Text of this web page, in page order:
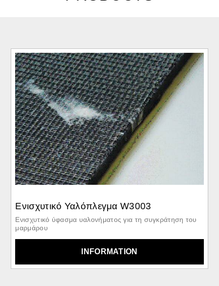
Ενισχυτικό Υαλόπλεγμα W3003
Ενισχυτικό ύφασμα υαλονήματος για τη συγκράτηση του
μαρμάρου
INFORMATION